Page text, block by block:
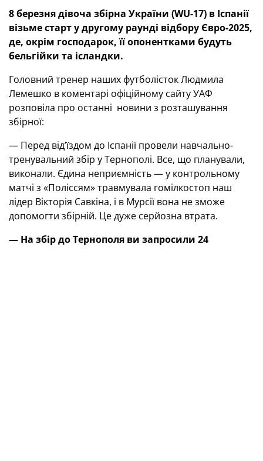
8 березня дівоча збірна України (WU-17) в Іспанії
візьме старт у другому раунді відбору Євро-2025,
де, окрім господарок, її опонентками будуть
бельгійки та ісландки.
Головний тренер наших футболісток Людмила
Лемешко в коментарі офіційному сайту УАФ
розповіла про останні новини з розташування
збірної:
— Перед від’їздом до Іспанії провели навчально-
тренувальний збір у Тернополі. Все, що планували,
виконали. Єдина неприємність — у контрольному
матчі з «Поліссям» травмувала гомілкостоп наш
лідер Вікторія Савкіна, і в Мурсії вона не зможе
допомогти збірній. Це дуже серйозна втрата.
— На збір до Тернополя ви запросили 24